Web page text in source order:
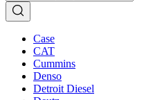
Case
CAT
Cummins
Denso
Detroit Diesel